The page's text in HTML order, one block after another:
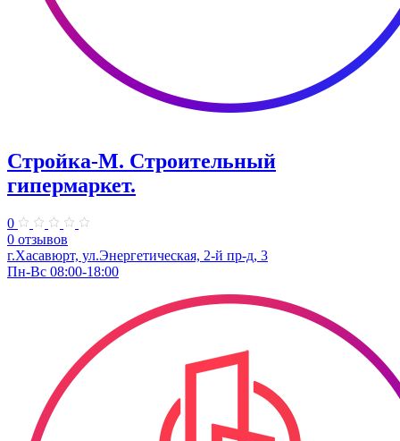
Стройка-М. Строительный
гипермаркет.
0
0 отзывов
г.Хасавюрт, ул.Энергетическая, 2-й пр-д, 3
Пн-Вс 08:00-18:00